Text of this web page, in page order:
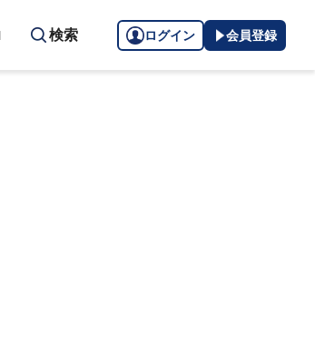
検索 ログイン 会員登録